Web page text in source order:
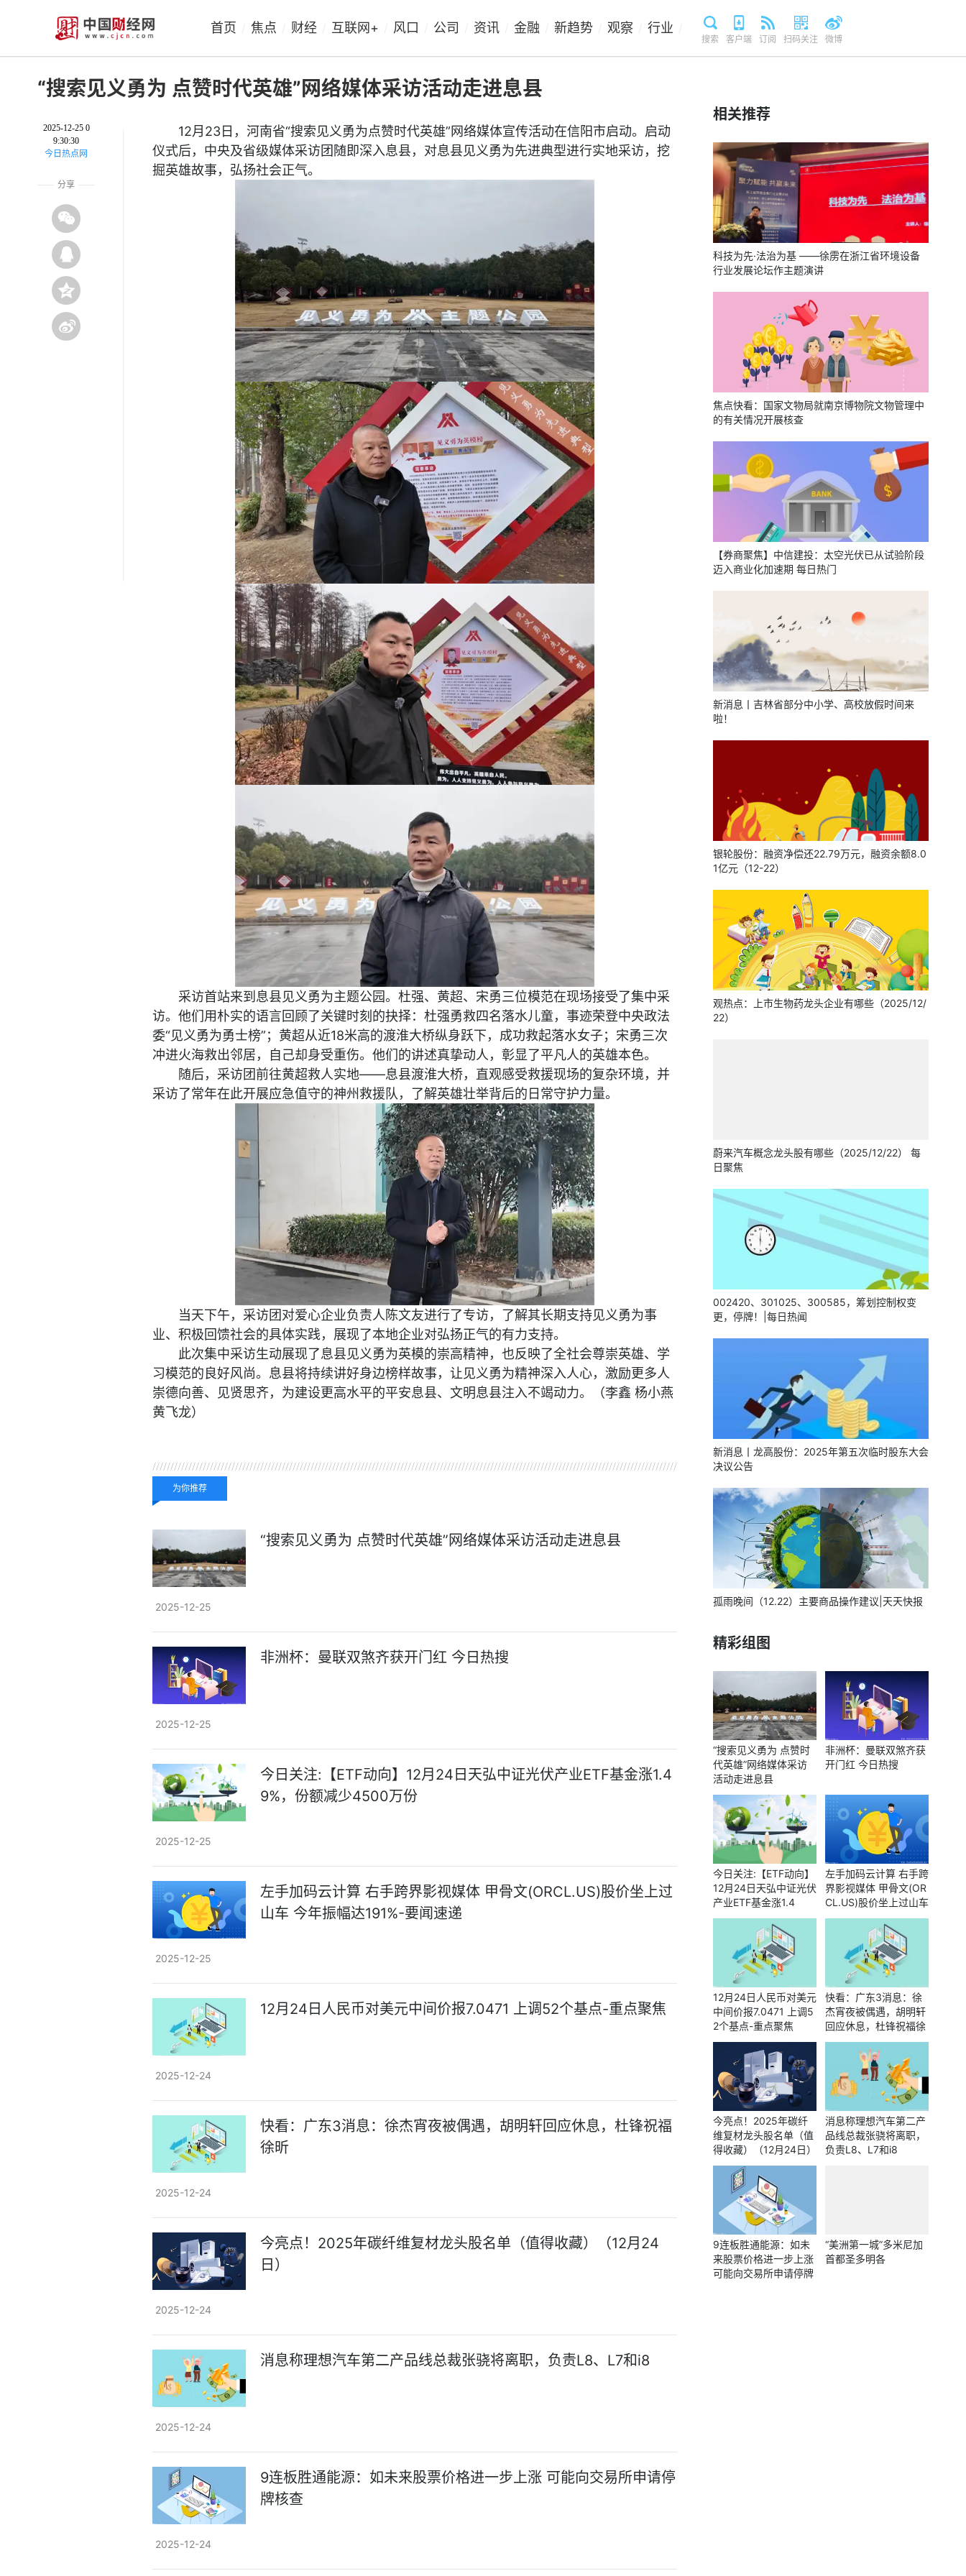
首页 焦点 财经 互联网+ 风口 公司 资讯 金融 新趋势 观察 行业
搜索 客户端 订阅 扫码关注 微博
“搜索见义勇为 点赞时代英雄”网络媒体采访活动走进息县
2025-12-25 0
9:30:30
今日热点网
分享
12月23日，河南省“搜索见义勇为点赞时代英雄”网络媒体宣传活动在信阳市启动。启动
仪式后，中央及省级媒体采访团随即深入息县，对息县见义勇为先进典型进行实地采访，挖
掘英雄故事，弘扬社会正气。
采访首站来到息县见义勇为主题公园。杜强、黄超、宋勇三位模范在现场接受了集中采
访。他们用朴实的语言回顾了关键时刻的抉择：杜强勇救四名落水儿童，事迹荣登中央政法
委“见义勇为勇士榜”；黄超从近18米高的渡淮大桥纵身跃下，成功救起落水女子；宋勇三次
冲进火海救出邻居，自己却身受重伤。他们的讲述真挚动人，彰显了平凡人的英雄本色。
随后，采访团前往黄超救人实地——息县渡淮大桥，直观感受救援现场的复杂环境，并
采访了常年在此开展应急值守的神州救援队，了解英雄壮举背后的日常守护力量。
当天下午，采访团对爱心企业负责人陈文友进行了专访，了解其长期支持见义勇为事
业、积极回馈社会的具体实践，展现了本地企业对弘扬正气的有力支持。
此次集中采访生动展现了息县见义勇为英模的崇高精神，也反映了全社会尊崇英雄、学
习模范的良好风尚。息县将持续讲好身边榜样故事，让见义勇为精神深入人心，激励更多人
崇德向善、见贤思齐，为建设更高水平的平安息县、文明息县注入不竭动力。（李鑫 杨小燕
黄飞龙）
为你推荐
“搜索见义勇为 点赞时代英雄”网络媒体采访活动走进息县
2025-12-25
非洲杯：曼联双煞齐获开门红 今日热搜
2025-12-25
今日关注:【ETF动向】12月24日天弘中证光伏产业ETF基金涨1.4
9%，份额减少4500万份
2025-12-25
左手加码云计算 右手跨界影视媒体 甲骨文(ORCL.US)股价坐上过
山车 今年振幅达191%-要闻速递
2025-12-25
12月24日人民币对美元中间价报7.0471 上调52个基点-重点聚焦
2025-12-24
快看：广东3消息：徐杰宵夜被偶遇，胡明轩回应休息，杜锋祝福
徐昕
2025-12-24
今亮点！2025年碳纤维复材龙头股名单（值得收藏）（12月24
日）
2025-12-24
消息称理想汽车第二产品线总裁张骁将离职，负责L8、L7和i8
2025-12-24
9连板胜通能源：如未来股票价格进一步上涨 可能向交易所申请停
牌核查
2025-12-24
相关推荐
科技为先·法治为基 ——徐雳在浙江省环境设备
行业发展论坛作主题演讲
焦点快看：国家文物局就南京博物院文物管理中
的有关情况开展核查
【券商聚焦】中信建投：太空光伏已从试验阶段
迈入商业化加速期 每日热门
新消息丨吉林省部分中小学、高校放假时间来
啦！
银轮股份：融资净偿还22.79万元，融资余额8.0
1亿元（12-22）
观热点：上市生物药龙头企业有哪些（2025/12/
22）
蔚来汽车概念龙头股有哪些（2025/12/22） 每
日聚焦
002420、301025、300585，筹划控制权变
更，停牌！|每日热闻
新消息丨龙高股份：2025年第五次临时股东大会
决议公告
孤雨晚间（12.22）主要商品操作建议|天天快报
精彩组图
“搜索见义勇为 点赞时
代英雄”网络媒体采访
活动走进息县
非洲杯：曼联双煞齐获
开门红 今日热搜
今日关注:【ETF动向】
12月24日天弘中证光伏
产业ETF基金涨1.4
9%，份额减少4500万
左手加码云计算 右手跨
界影视媒体 甲骨文(OR
CL.US)股价坐上过山车
今年振幅达191%-要闻
12月24日人民币对美元
中间价报7.0471 上调5
2个基点-重点聚焦
快看：广东3消息：徐
杰宵夜被偶遇，胡明轩
回应休息，杜锋祝福徐
昕
今亮点！2025年碳纤
维复材龙头股名单（值
得收藏）（12月24日）
消息称理想汽车第二产
品线总裁张骁将离职，
负责L8、L7和i8
9连板胜通能源：如未
来股票价格进一步上涨
可能向交易所申请停牌
“美洲第一城”多米尼加
首都圣多明各